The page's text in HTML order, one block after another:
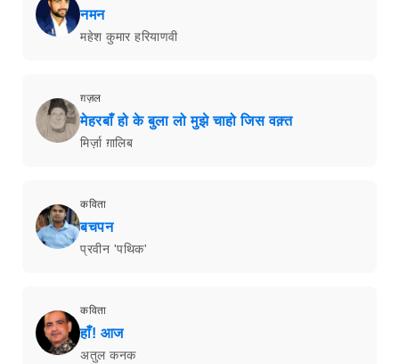
नमन
महेश कुमार हरियाणवी
ग़ज़ल
मेहरबाँ हो के बुला लो मुझे चाहो जिस वक़्त
मिर्ज़ा ग़ालिब
कविता
बचपन
प्रवीन 'पथिक'
कविता
हाँ! आज
अतुल कनक